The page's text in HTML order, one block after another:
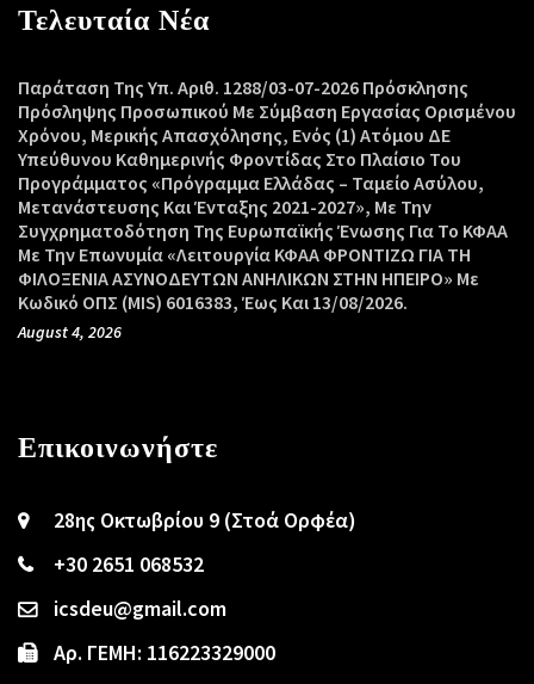
Τελευταία Νέα
Παράταση Της Υπ. Αριθ. 1288/03-07-2026 Πρόσκλησης
Πρόσληψης Προσωπικού Με Σύμβαση Εργασίας Ορισμένου
Χρόνου, Μερικής Απασχόλησης, Ενός (1) Ατόμου ΔΕ
Υπεύθυνου Καθημερινής Φροντίδας Στο Πλαίσιο Του
Προγράμματος «Πρόγραμμα Ελλάδας – Ταμείο Ασύλου,
Μετανάστευσης Και Ένταξης 2021-2027», Με Την
Συγχρηματοδότηση Της Ευρωπαϊκής Ένωσης Για Το ΚΦΑΑ
Με Την Επωνυμία «Λειτουργία ΚΦΑΑ ΦΡΟΝΤΙΖΩ ΓΙΑ ΤΗ
ΦΙΛΟΞΕΝΙΑ ΑΣΥΝΟΔΕΥΤΩΝ ΑΝΗΛΙΚΩΝ ΣΤΗΝ ΗΠΕΙΡΟ» Με
Κωδικό ΟΠΣ (MIS) 6016383, Έως Και 13/08/2026.
August 4, 2026
Επικοινωνήστε
28ης Οκτωβρίου 9 (Στοά Ορφέα)
+30 2651 068532
icsdeu@gmail.com
Αρ. ΓΕΜΗ: 116223329000